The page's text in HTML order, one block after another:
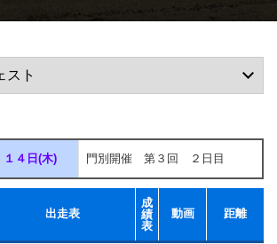
１４日(木) 門別開催 第３回 ２日目
出走表
成
績
表
動画 距離